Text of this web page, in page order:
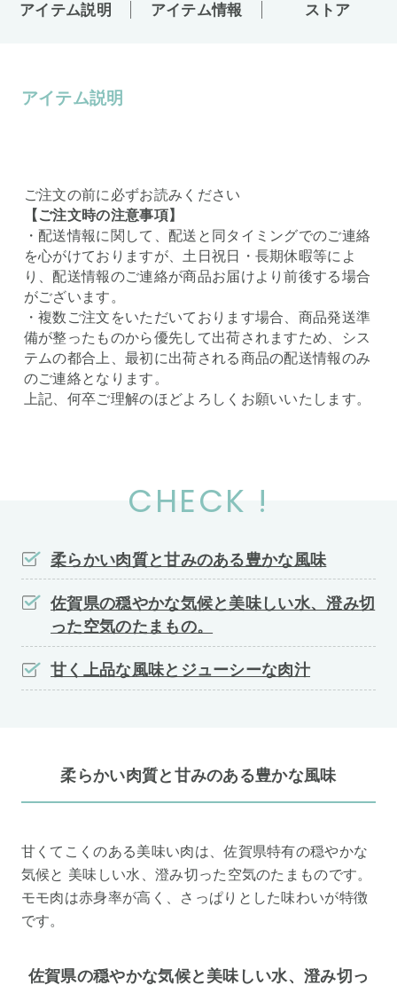
アイテム説明 アイテム情報 ストア
アイテム説明
ご注文の前に必ずお読みください
【ご注文時の注意事項】
・配送情報に関して、配送と同タイミングでのご連絡
を心がけておりますが、土日祝日・長期休暇等によ
り、配送情報のご連絡が商品お届けより前後する場合
がございます。
・複数ご注文をいただいております場合、商品発送準
備が整ったものから優先して出荷されますため、シス
テムの都合上、最初に出荷される商品の配送情報のみ
のご連絡となります。
上記、何卒ご理解のほどよろしくお願いいたします。
CHECK !
柔らかい肉質と甘みのある豊かな風味
佐賀県の穏やかな気候と美味しい水、澄み切
った空気のたまもの。
甘く上品な風味とジューシーな肉汁
柔らかい肉質と甘みのある豊かな風味
甘くてこくのある美味い肉は、佐賀県特有の穏やかな
気候と 美味しい水、澄み切った空気のたまものです。
モモ肉は赤身率が高く、さっぱりとした味わいが特徴
です。
佐賀県の穏やかな気候と美味しい水、澄み切っ